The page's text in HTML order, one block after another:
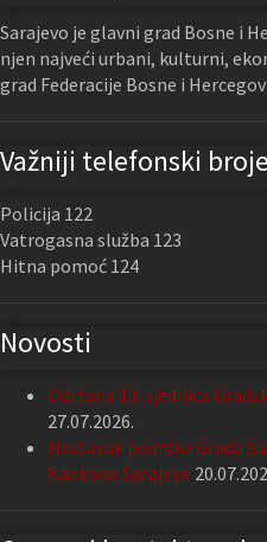
Sarajevo je glavni grad Bosne i
njen najveći urbani, kulturni,
grad Federacije Bosne i
Važniji telefonski
Policija 122
Vatrogasna služba 123
Hitna pomoć 124
Novosti
Održana 13. sjednica
27.07.2026.
Nastavak podrške Grada
Kantona Sarajevo